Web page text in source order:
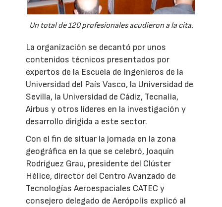
Un total de 120 profesionales acudieron a la cita.
La organización se decantó por unos
contenidos técnicos presentados por
expertos de la Escuela de Ingenieros de la
Universidad del País Vasco, la Universidad de
Sevilla, la Universidad de Cádiz, Tecnalia,
Airbus y otros líderes en la investigación y
desarrollo dirigida a este sector.
Con el fin de situar la jornada en la zona
geográfica en la que se celebró, Joaquín
Rodríguez Grau, presidente del Clúster
Hélice, director del Centro Avanzado de
Tecnologías Aeroespaciales CATEC y
consejero delegado de Aerópolis explicó al